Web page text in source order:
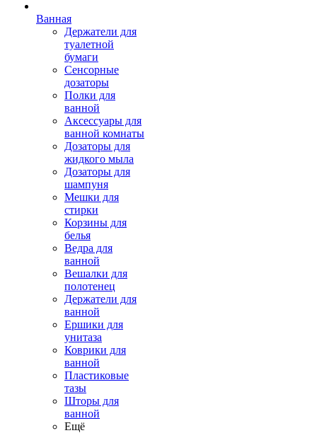
Ванная
Держатели для
туалетной
бумаги
Сенсорные
дозаторы
Полки для
ванной
Аксессуары для
ванной комнаты
Дозаторы для
жидкого мыла
Дозаторы для
шампуня
Мешки для
стирки
Корзины для
белья
Ведра для
ванной
Вешалки для
полотенец
Держатели для
ванной
Ершики для
унитаза
Коврики для
ванной
Пластиковые
тазы
Шторы для
ванной
Ещё